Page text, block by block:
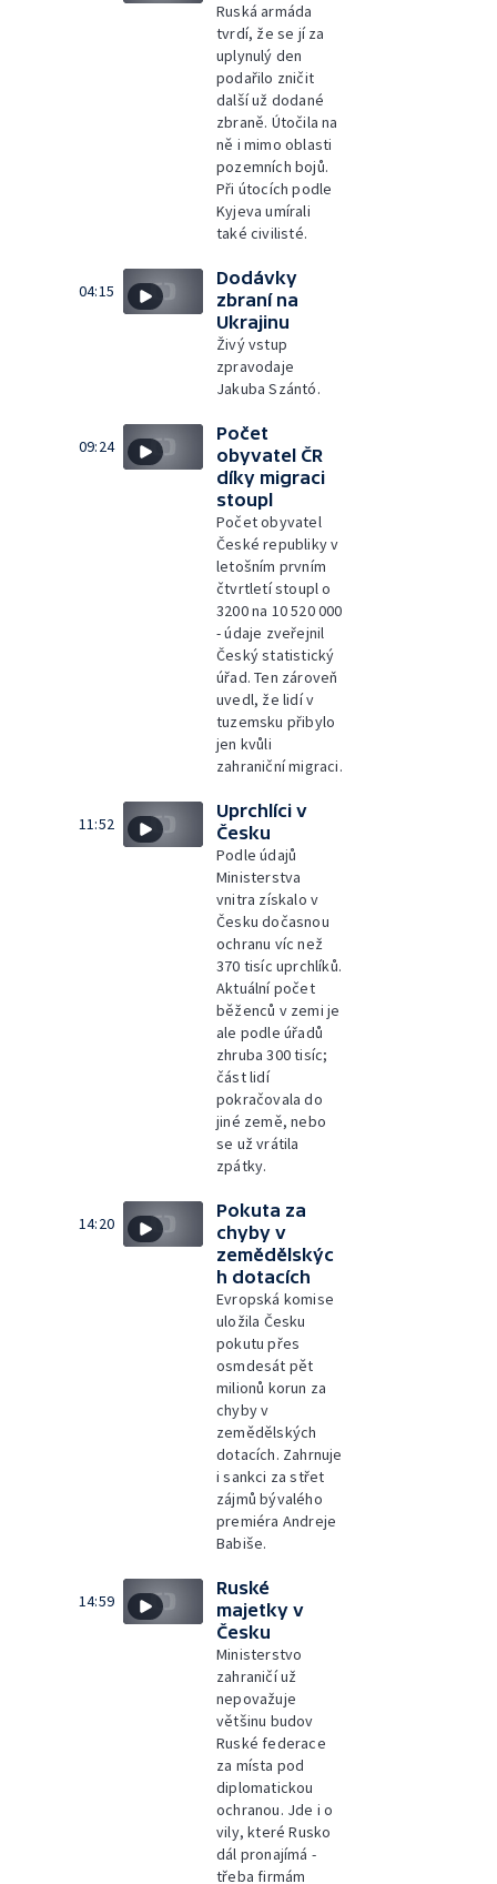
Ruská armáda
tvrdí, že se jí za
uplynulý den
podařilo zničit
další už dodané
zbraně. Útočila na
ně i mimo oblasti
pozemních bojů.
Při útocích podle
Kyjeva umírali
také civilisté.
04:15
Dodávky
zbraní na
Ukrajinu
Živý vstup
zpravodaje
Jakuba Szántó.
09:24
Počet
obyvatel ČR
díky migraci
stoupl
Počet obyvatel
České republiky v
letošním prvním
čtvrtletí stoupl o
3200 na 10 520 000
- údaje zveřejnil
Český statistický
úřad. Ten zároveň
uvedl, že lidí v
tuzemsku přibylo
jen kvůli
zahraniční migraci.
11:52
Uprchlíci v
Česku
Podle údajů
Ministerstva
vnitra získalo v
Česku dočasnou
ochranu víc než
370 tisíc uprchlíků.
Aktuální počet
běženců v zemi je
ale podle úřadů
zhruba 300 tisíc;
část lidí
pokračovala do
jiné země, nebo
se už vrátila
zpátky.
14:20
Pokuta za
chyby v
zemědělskýc
h dotacích
Evropská komise
uložila Česku
pokutu přes
osmdesát pět
milionů korun za
chyby v
zemědělských
dotacích. Zahrnuje
i sankci za střet
zájmů bývalého
premiéra Andreje
Babiše.
14:59
Ruské
majetky v
Česku
Ministerstvo
zahraničí už
nepovažuje
většinu budov
Ruské federace
za místa pod
diplomatickou
ochranou. Jde i o
vily, které Rusko
dál pronajímá -
třeba firmám